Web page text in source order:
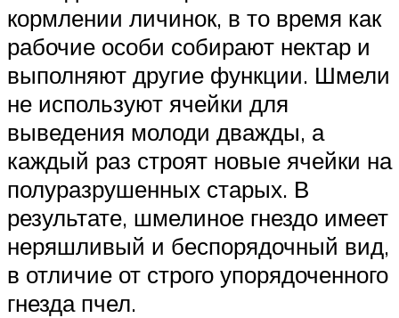
кормлении личинок, в то время как
рабочие особи собирают нектар и
выполняют другие функции. Шмели
не используют ячейки для
выведения молоди дважды, а
каждый раз строят новые ячейки на
полуразрушенных старых. В
результате, шмелиное гнездо имеет
неряшливый и беспорядочный вид,
в отличие от строго упорядоченного
гнезда пчел.